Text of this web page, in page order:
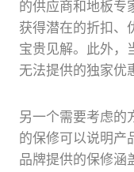
的供应商和地板专
获得潜在的折扣、
宝贵见解。此外，
无法提供的独家优
另一个需要考虑的
的保修可以说明产
品牌提供的保修涵